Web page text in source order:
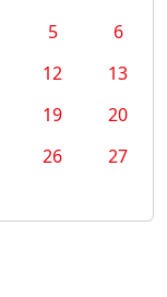
5
6
12
13
19
20
26
27